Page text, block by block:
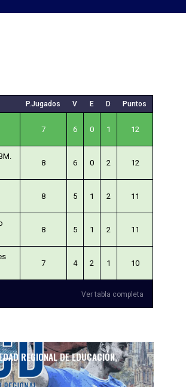
P.Jugados V E D Puntos
7 6 0 1 12
8 6 0 2 12
8 5 1 2 11
8 5 1 2 11
7 4 2 1 10
Ver tabla completa
REGIONAL DE EDUCACIÓN,